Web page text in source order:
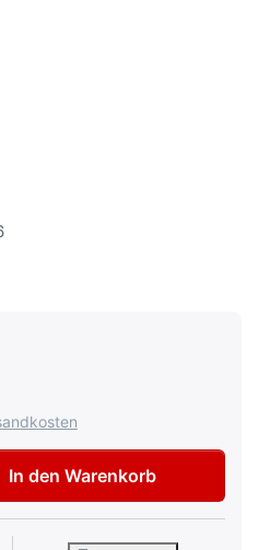
Tupflack, RAL 9005
In den Warenkorb